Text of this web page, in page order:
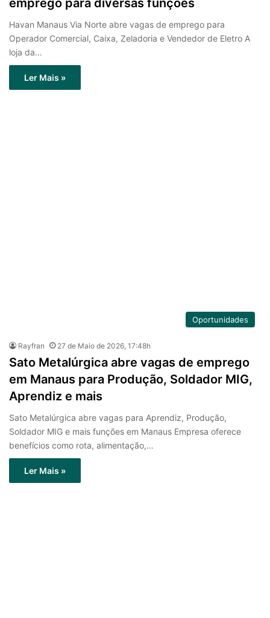
Havan Manaus Via Norte abre vagas de emprego para
Operador Comercial, Caixa, Zeladoria e Vendedor de Eletro A
loja da…
Ler Mais »
Oportunidades
Rayfran 27 de Maio de 2026, 17:48h
Sato Metalúrgica abre vagas de emprego
em Manaus para Produção, Soldador MIG,
Aprendiz e mais
Sato Metalúrgica abre vagas para Aprendiz, Produção,
Soldador MIG e mais funções em Manaus Empresa oferece
benefícios como rota, alimentação,…
Ler Mais »